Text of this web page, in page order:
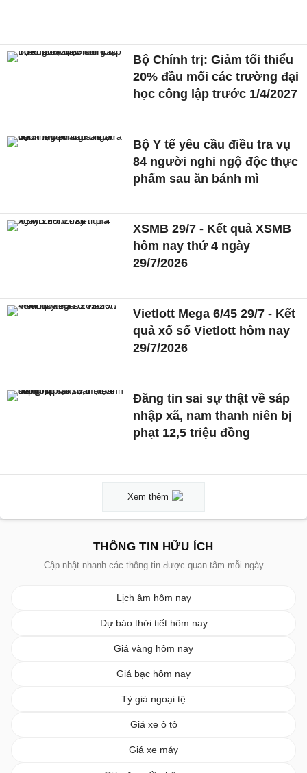
Bộ Chính trị: Giảm tối thiểu
20% đầu mối các trường đại
học công lập trước 1/4/2027
Bộ Y tế yêu cầu điều tra vụ
84 người nghi ngộ độc thực
phẩm sau ăn bánh mì
XSMB 29/7 - Kết quả XSMB
hôm nay thứ 4 ngày
29/7/2026
Vietlott Mega 6/45 29/7 - Kết
quả xổ số Vietlott hôm nay
29/7/2026
Đăng tin sai sự thật về sáp
nhập xã, nam thanh niên bị
phạt 12,5 triệu đồng
Xem thêm
THÔNG TIN HỮU ÍCH
Cập nhật nhanh các thông tin được quan tâm mỗi ngày
Lịch âm hôm nay
Dự báo thời tiết hôm nay
Giá vàng hôm nay
Giá bạc hôm nay
Tỷ giá ngoại tệ
Giá xe ô tô
Giá xe máy